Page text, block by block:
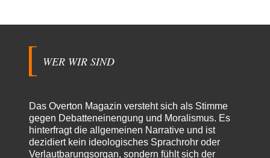
WER WIR SIND
Das Overton Magazin versteht sich als Stimme
gegen Debatteneinengung und Moralismus. Es
hinterfragt die allgemeinen Narrative und ist
dezidiert kein ideologisches Sprachrohr oder
Verlautbarungsorgan, sondern fühlt sich der